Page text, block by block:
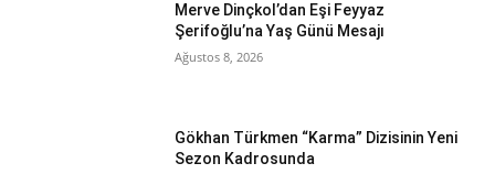
Merve Dinçkol’dan Eşi Feyyaz
Şerifoğlu’na Yaş Günü Mesajı
Ağustos 8, 2026
Gökhan Türkmen “Karma” Dizisinin Yeni
Sezon Kadrosunda